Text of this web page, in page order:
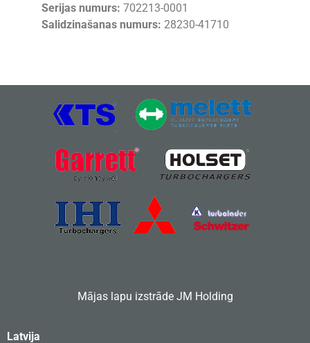
Serijas numurs: 702213-0001
Salidzinašanas numurs: 28230-41710
Mājas lapu izstrādeJM Holding
Latvija